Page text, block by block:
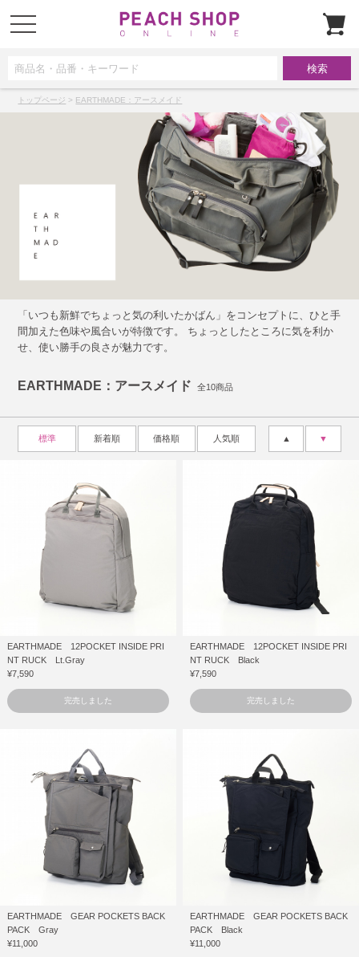
t
o
a
i
トップページ > EARTHMADE：アースメイド
「いつも新鮮でちょっと気の利いたかばん」をコンセプトに、ひと手
間加えた色味や風合いが特徴です。 ちょっとしたところに気を利か
せ、使い勝手の良さが魅力です。
EARTHMADE：アースメイド 全10商品
標準 新着順 価格順 人気順 ▼
▲
EARTHMADE 12POCKET INSIDE PRI
NT RUCK Lt.Gray
¥7,590
完売しました
EARTHMADE 12POCKET INSIDE PRI
NT RUCK Black
¥7,590
完売しました
EARTHMADE GEAR POCKETS BACK
PACK Gray
¥11,000
EARTHMADE GEAR POCKETS BACK
PACK Black
¥11,000